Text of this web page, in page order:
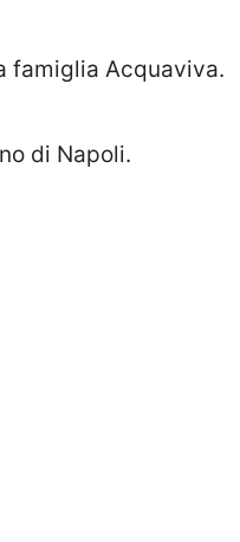
famiglia Acquaviva.
di Napoli.